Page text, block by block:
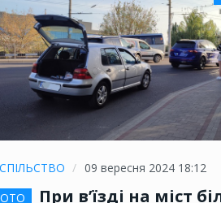
09 вересня 2024 18:12
При в’їзді на міст